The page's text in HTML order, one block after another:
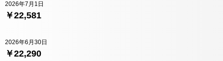
￥22,581
2026年7月1日
￥22,290
2026年6月30日